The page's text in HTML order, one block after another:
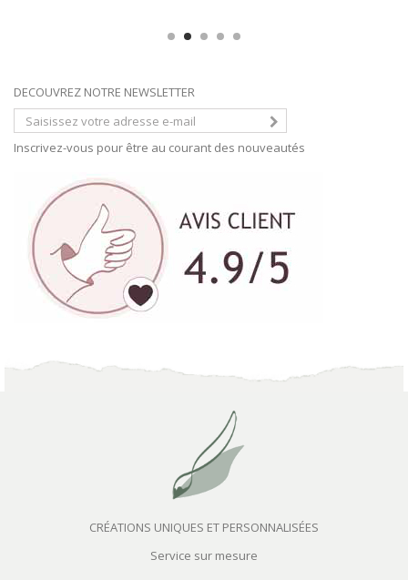
DECOUVREZ NOTRE NEWSLETTER
Inscrivez-vous pour être au courant des nouveautés
CRÉATIONS UNIQUES ET PERSONNALISÉES
Service sur mesure